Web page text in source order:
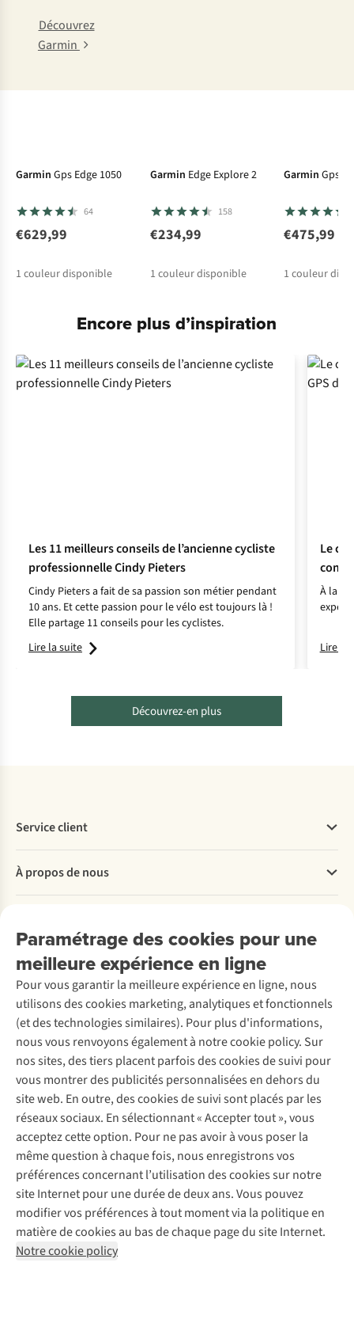
Découvrez
Garmin
Garmin Gps Edge 1050
64
€629,99
1 couleur disponible
Garmin Edge Explore 2
158
€234,99
1 couleur disponible
Garmin Gps
€475,99
1 couleur
Encore plus d’inspiration
Les 11 meilleurs conseils de l’ancienne cycliste
professionnelle Cindy Pieters
Cindy Pieters a fait de sa passion son métier pendant
10 ans. Et cette passion pour le vélo est toujours là !
Elle partage 11 conseils pour les cyclistes.
Lire la suite
Le
À la
expert
Lire la
Découvrez-en plus
Paramétrage des cookies pour une
meilleure expérience en ligne
Pour vous garantir la meilleure expérience en ligne, nous
utilisons des cookies marketing, analytiques et fonctionnels
(et des technologies similaires). Pour plus d'informations,
nous vous renvoyons également à notre cookie policy. Sur
nos sites, des tiers placent parfois des cookies de suivi pour
vous montrer des publicités personnalisées en dehors du
site web. En outre, des cookies de suivi sont placés par les
réseaux sociaux. En sélectionnant « Accepter tout », vous
acceptez cette option. Pour ne pas avoir à vous poser la
même question à chaque fois, nous enregistrons vos
préférences concernant l’utilisation des cookies sur notre
site Internet pour une durée de deux ans. Vous pouvez
modifier vos préférences à tout moment via la politique en
matière de cookies au bas de chaque page du site Internet.
Notre cookie policy
Service client
Commander
Payer
Retourner
Rétractation d'une commande
Entretien & réparations
Garantie
Contactez-nous
À propos de nous
Entreprise responsable
À propos d’Ayacucho
Nos magasins
À propos d’A.S.Adventure
Déclaration d'accessibilité
Location / Location sports d’hiver
Seconde-main
Entretien de ski
Service de lavage
Entretien de chaussures
Réparation de chaussures
Réparation de vêtements
Retouches
Pour les entreprises
Découvrez
A.S.Magazine
Explore Camp
Expertise & conseils
Abonnez-vous à la newsletter
Suivez-nous
Mentions légales
Politique de confidentialité
Conditions générales
Cookie Policy